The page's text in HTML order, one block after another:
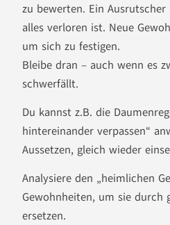
zu bewerten. Ein
alles verloren ist. Neue
um sich zu festigen.
Bleibe dran – auch wenn es
schwerfällt.
Du kannst z.B. die
hintereinander verpassen“
Aussetzen, gleich wieder
Analysiere den „heimlichen
Gewohnheiten, um sie durch
ersetzen.